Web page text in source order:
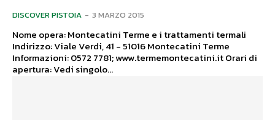
DISCOVER PISTOIA - 3 MARZO 2015
Nome opera: Montecatini Terme e i trattamenti termali
Indirizzo: Viale Verdi, 41 - 51016 Montecatini Terme
Informazioni: 0572 7781; www.termemontecatini.it Orari di
apertura: Vedi singolo...